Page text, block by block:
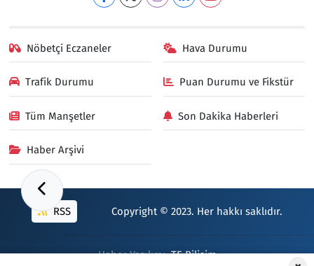
Nöbetçi Eczaneler Hava Durumu
Trafik Durumu Puan Durumu ve Fikstür
Tüm Manşetler Son Dakika Haberleri
Haber Arşivi
RSS Copyright © 2023. Her hakkı saklıdır.
Haber Yazılımı:TE Bilişim